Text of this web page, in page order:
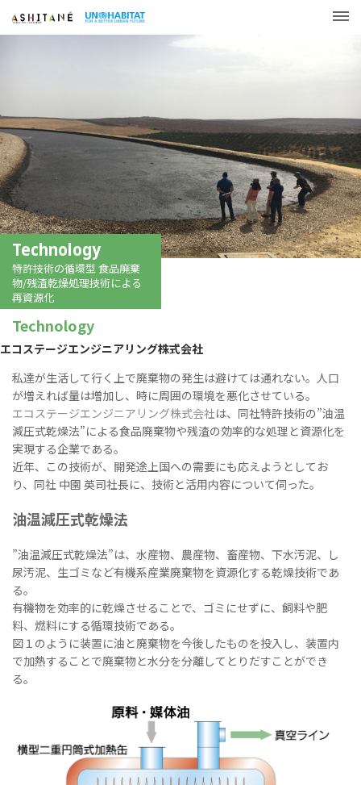
Technology
特許技術の循環型 食品廃棄
物/残渣乾燥処理技術による
再資源化
Technology
エコステージエンジニアリング株式会社
私達が生活して行く上で廃棄物の発生は避けては通れない。人口
が増えれば量は増加し、時に周囲の環境を悪化させている。
エコステージエンジニアリング株式会社は、同社特許技術の”油温
減圧式乾燥法”による食品廃棄物や残渣の効率的な処理と資源化を
実現する企業である。
近年、この技術が、開発途上国への需要にも応えようとしてお
り、同社 中園 英司社長に、技術と活用内容について伺った。
油温減圧式乾燥法
”油温減圧式乾燥法”は、水産物、農産物、畜産物、下水汚泥、し
尿汚泥、生ゴミなど有機系産業廃棄物を資源化する乾燥技術であ
る。
有機物を効率的に乾燥させることで、ゴミにせずに、飼料や肥
料、燃料にする循環技術である。
図１のように装置に油と廃棄物を今後したものを投入し、装置内
で加熱することで廃棄物と水分を分離してとりだすことができ
る。